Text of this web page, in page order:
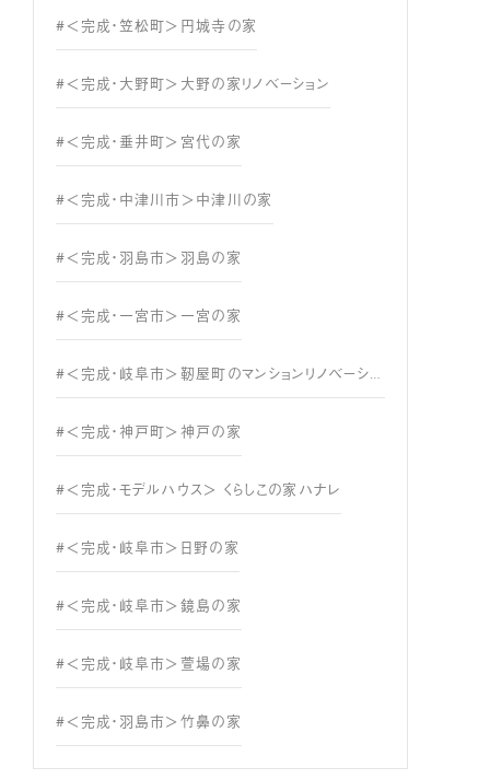
#＜完成・笠松町＞円城寺の家
#＜完成・大野町＞大野の家リノベーション
#＜完成・垂井町＞宮代の家
#＜完成・中津川市＞中津川の家
#＜完成・羽島市＞羽島の家
#＜完成・一宮市＞一宮の家
#＜完成・岐阜市＞靭屋町のマンションリノベーション
#＜完成・神戸町＞神戸の家
#＜完成・モデルハウス＞ くらしこの家ハナレ
#＜完成・岐阜市＞日野の家
#＜完成・岐阜市＞鏡島の家
#＜完成・岐阜市＞萱場の家
#＜完成・羽島市＞竹鼻の家